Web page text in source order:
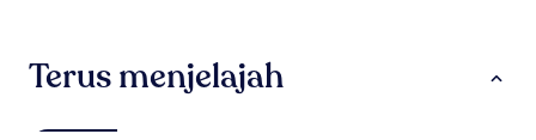
Terus menjelajah